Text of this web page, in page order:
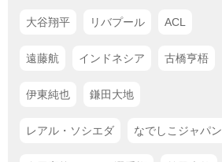
大谷翔平 リバプール ACL
遠藤航 インドネシア 古橋亨梧
伊東純也 鎌田大地
レアル・ソシエダ なでしこジャパン